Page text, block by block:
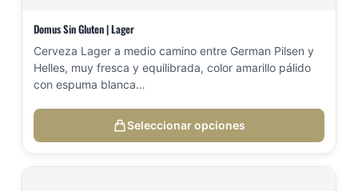
Domus Sin Gluten | Lager
Cerveza Lager a medio camino entre German Pilsen y
Helles, muy fresca y equilibrada, color amarillo pálido
con espuma blanca…
Seleccionar opciones